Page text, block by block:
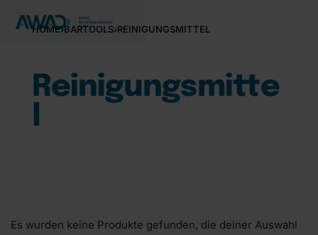
HOME›BARTOOLS›REINIGUNGSMITTEL
Reinigungsmitte
l
Es wurden keine Produkte gefunden, die deiner Auswahl